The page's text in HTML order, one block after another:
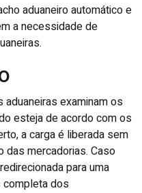
aduaneiro automático e
a necessidade de
aduaneiras examinam os
esteja de acordo com os
a carga é liberada sem
mercadorias. Caso
para uma
completa dos